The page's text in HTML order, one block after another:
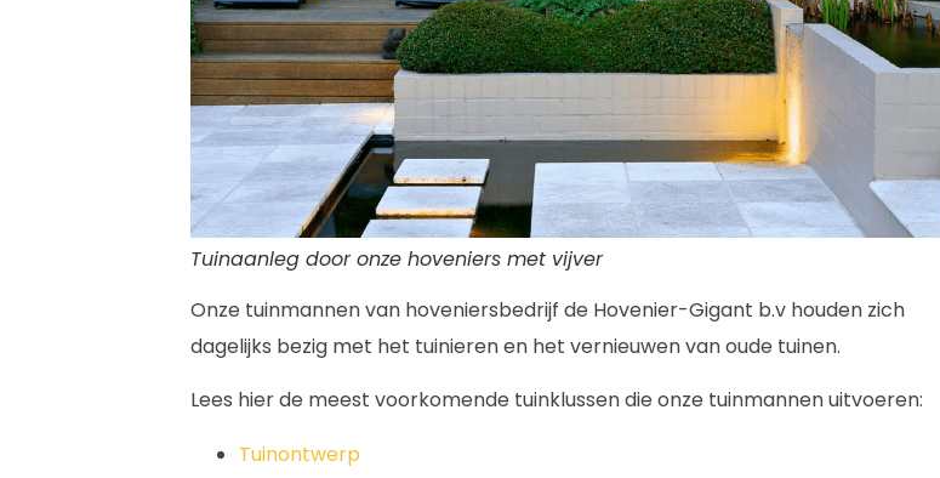
Tuinaanleg door onze hoveniers met vijver
Onze tuinmannen van hoveniersbedrijf de Hovenier-Gigant b.v houden zich
dagelijks bezig met het tuinieren en het vernieuwen van oude tuinen.
Lees hier de meest voorkomende tuinklussen die onze tuinmannen uitvoeren:
Tuinontwerp